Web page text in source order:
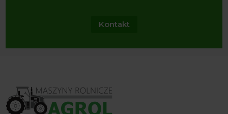
Kontakt